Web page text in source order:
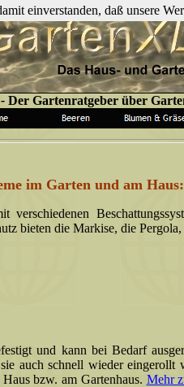
-Der Gartenratgeber über
im Garten und am Haus:
bieten die Markise, die
und kann bei Bedarf
auch schnell wieder eingerollt
bzw. am Gartenhaus. Mehr
einverstanden, daß unsere